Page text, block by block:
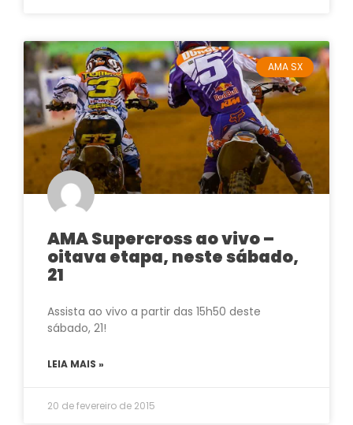
AMA SX
AMA Supercross ao vivo –
oitava etapa, neste sábado,
21
Assista ao vivo a partir das 15h50 deste
sábado, 21!
LEIA MAIS »
20 de fevereiro de 2015